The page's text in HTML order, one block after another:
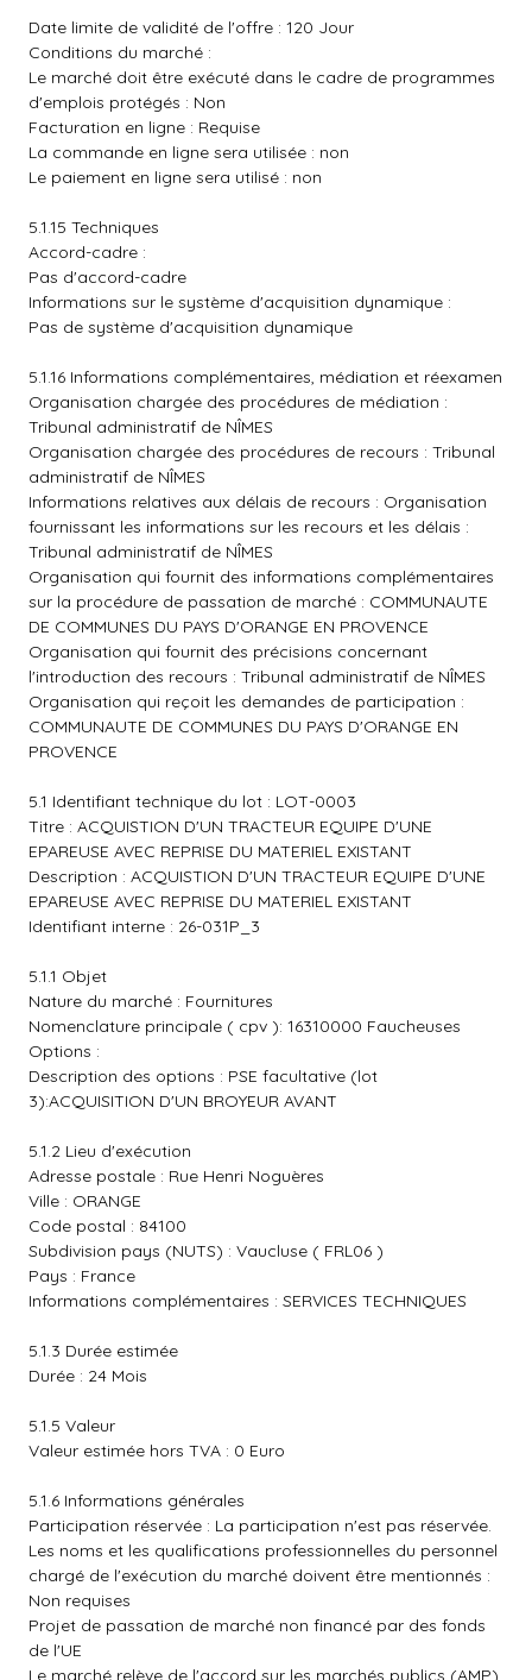
Date limite de validité de l'offre : 120 Jour
Conditions du marché :
Le marché doit être exécuté dans le cadre de programmes
d'emplois protégés : Non
Facturation en ligne : Requise
La commande en ligne sera utilisée : non
Le paiement en ligne sera utilisé : non
5.1.15 Techniques
Accord-cadre :
Pas d'accord-cadre
Informations sur le système d'acquisition dynamique :
Pas de système d'acquisition dynamique
5.1.16 Informations complémentaires, médiation et réexamen
Organisation chargée des procédures de médiation :
Tribunal administratif de NÎMES
Organisation chargée des procédures de recours : Tribunal
administratif de NÎMES
Informations relatives aux délais de recours : Organisation
fournissant les informations sur les recours et les délais :
Tribunal administratif de NÎMES
Organisation qui fournit des informations complémentaires
sur la procédure de passation de marché : COMMUNAUTE
DE COMMUNES DU PAYS D'ORANGE EN PROVENCE
Organisation qui fournit des précisions concernant
l'introduction des recours : Tribunal administratif de NÎMES
Organisation qui reçoit les demandes de participation :
COMMUNAUTE DE COMMUNES DU PAYS D'ORANGE EN
PROVENCE
5.1 Identifiant technique du lot : LOT-0003
Titre : ACQUISTION D'UN TRACTEUR EQUIPE D'UNE
EPAREUSE AVEC REPRISE DU MATERIEL EXISTANT
Description : ACQUISTION D'UN TRACTEUR EQUIPE D'UNE
EPAREUSE AVEC REPRISE DU MATERIEL EXISTANT
Identifiant interne : 26-031P_3
5.1.1 Objet
Nature du marché : Fournitures
Nomenclature principale ( cpv ): 16310000 Faucheuses
Options :
Description des options : PSE facultative (lot
3):ACQUISITION D'UN BROYEUR AVANT
5.1.2 Lieu d'exécution
Adresse postale : Rue Henri Noguères
Ville : ORANGE
Code postal : 84100
Subdivision pays (NUTS) : Vaucluse ( FRL06 )
Pays : France
Informations complémentaires : SERVICES TECHNIQUES
5.1.3 Durée estimée
Durée : 24 Mois
5.1.5 Valeur
Valeur estimée hors TVA : 0 Euro
5.1.6 Informations générales
Participation réservée : La participation n'est pas réservée.
Les noms et les qualifications professionnelles du personnel
chargé de l'exécution du marché doivent être mentionnés :
Non requises
Projet de passation de marché non financé par des fonds
de l'UE
Le marché relève de l'accord sur les marchés publics (AMP)